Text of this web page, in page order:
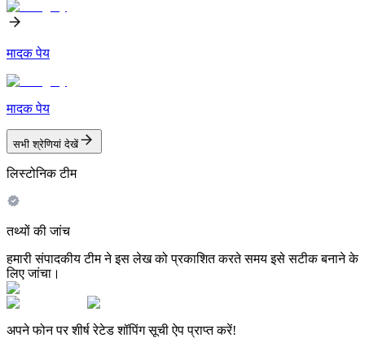
मादक पेय
मादक पेय
सभी श्रेणियां देखें
लिस्टोनिक टीम
तथ्यों की जांच
हमारी संपादकीय टीम ने इस लेख को प्रकाशित करते समय इसे सटीक बनाने के
लिए जांचा।
अपने फोन पर शीर्ष रेटेड शॉपिंग सूची ऐप प्राप्त करें!